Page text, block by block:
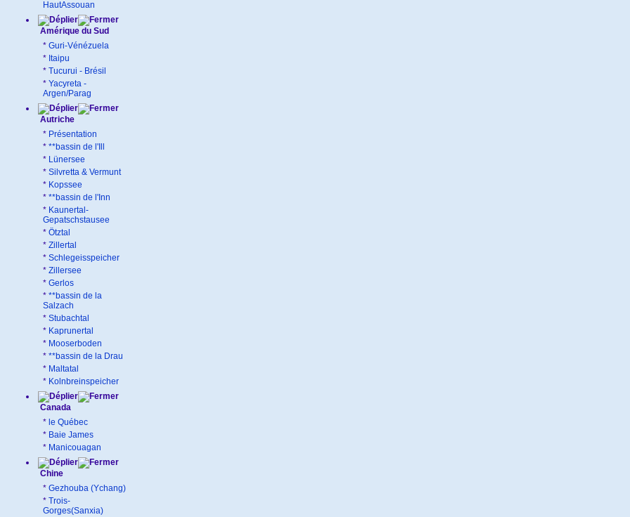
HautAssouan
Amérique du Sud
* Guri-Vénézuela
* Itaipu
* Tucurui - Brésil
* Yacyreta -
Argen/Parag
Autriche
* Présentation
* **bassin de l'Ill
* Lünersee
* Silvretta & Vermunt
* Kopssee
* **bassin de l'Inn
* Kaunertal-
Gepatschstausee
* Ötztal
* Zillertal
* Schlegeisspeicher
* Zillersee
* Gerlos
* **bassin de la
Salzach
* Stubachtal
* Kaprunertal
* Mooserboden
* **bassin de la Drau
* Maltatal
* Kolnbreinspeicher
Canada
* le Québec
* Baie James
* Manicouagan
Chine
* Gezhouba (Ychang)
* Trois-
Gorges(Sanxia)